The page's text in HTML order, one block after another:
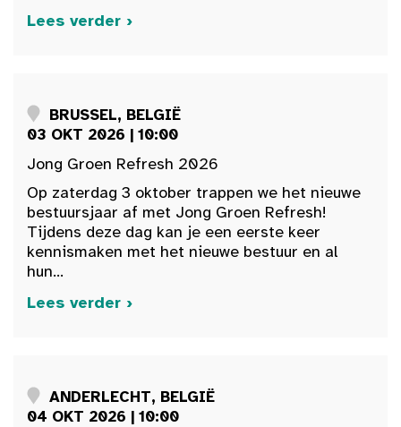
Lees verder ›
BRUSSEL, BELGIË
03 OKT 2026 | 10:00
Jong Groen Refresh 2026
Op zaterdag 3 oktober trappen we het nieuwe
bestuursjaar af met Jong Groen Refresh!
Tijdens deze dag kan je een eerste keer
kennismaken met het nieuwe bestuur en al
hun...
Lees verder ›
ANDERLECHT, BELGIË
04 OKT 2026 | 10:00